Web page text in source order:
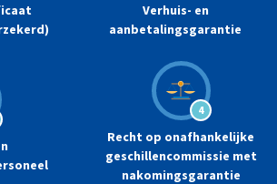
Verhuis- en
aanbetalingsgarantie
4
Recht op onafhankelijke
geschillencommissie met
nakomingsgarantie